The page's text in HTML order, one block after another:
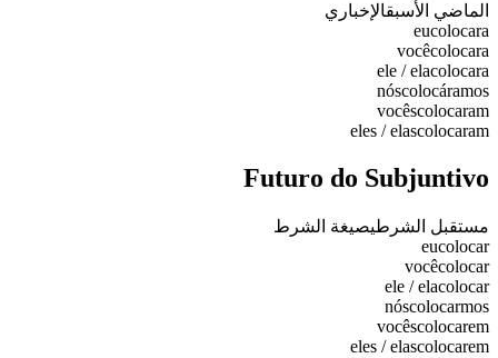
الماضي الأسبقالإخباري
eucolocara
vocêcolocara
ele / elacolocara
nóscolocáramos
vocêscolocaram
eles / elascolocaram
Futuro do Subjuntivo
مستقبل الشرطيصيغة الشرط
eucolocar
vocêcolocar
ele / elacolocar
nóscolocarmos
vocêscolocarem
eles / elascolocarem